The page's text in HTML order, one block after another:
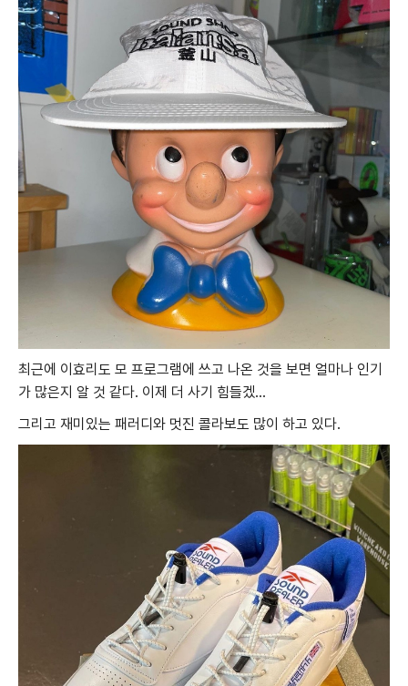
최근에 이효리도 모 프로그램에 쓰고 나온 것을 보면 얼마나 인기
가 많은지 알 것 같다. 이제 더 사기 힘들겠…
그리고 재미있는 패러디와 멋진 콜라보도 많이 하고 있다.